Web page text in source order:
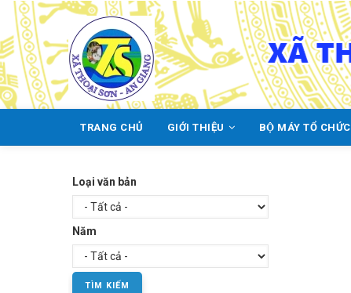
Skip
main
content
MAIN
TRANG CHỦ GIỚI THIỆU BỘ MÁY TỔ CHỨC
Loại văn bản
Năm